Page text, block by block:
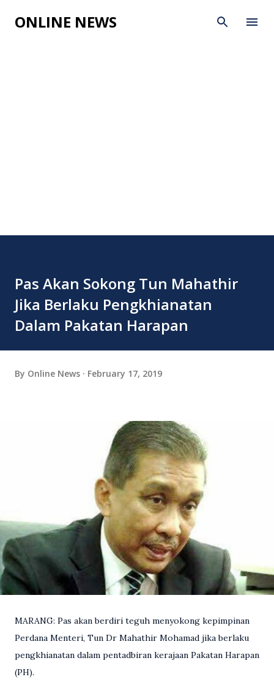
Skip to main content
ONLINE NEWS
Pas Akan Sokong Tun Mahathir
Jika Berlaku Pengkhianatan
Dalam Pakatan Harapan
By Online News February 17, 2019
MARANG: Pas akan berdiri teguh menyokong kepimpinan
Perdana Menteri, Tun Dr Mahathir Mohamad jika berlaku
pengkhianatan dalam pentadbiran kerajaan Pakatan Harapan
(PH).